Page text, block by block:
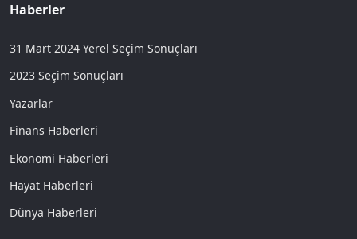
Haberler
31 Mart 2024 Yerel Seçim Sonuçları
2023 Seçim Sonuçları
Yazarlar
Finans Haberleri
Ekonomi Haberleri
Hayat Haberleri
Dünya Haberleri